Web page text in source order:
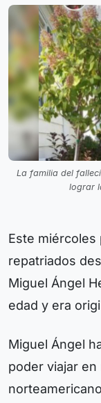
La familia del
lograr
Este
repatriados
Miguel Ángel
edad y era
Miguel Ángel
poder viajar en